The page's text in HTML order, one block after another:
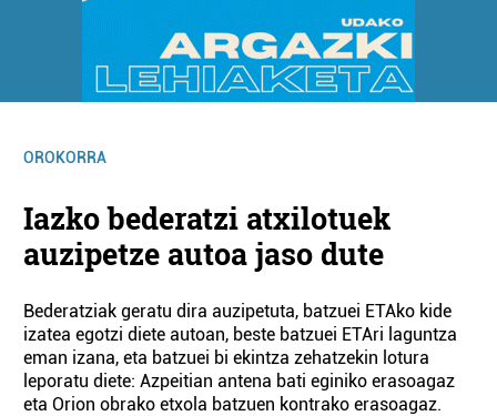
OROKORRA
Iazko bederatzi atxilotuek
auzipetze autoa jaso dute
Bederatziak geratu dira auzipetuta, batzuei ETAko kide
izatea egotzi diete autoan, beste batzuei ETAri laguntza
eman izana, eta batzuei bi ekintza zehatzekin lotura
leporatu diete: Azpeitian antena bati eginiko erasoagaz
eta Orion obrako etxola batzuen kontrako erasoagaz.